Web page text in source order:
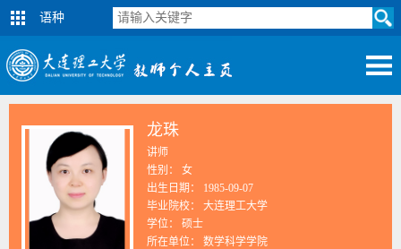
语种
龙珠
讲师
性别： 女
出生日期： 1985-09-07
毕业院校： 大连理工大学
学位： 硕士
所在单位： 数学科学学院